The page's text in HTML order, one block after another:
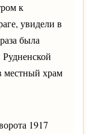
к
увидели в
была
местный храм
1917